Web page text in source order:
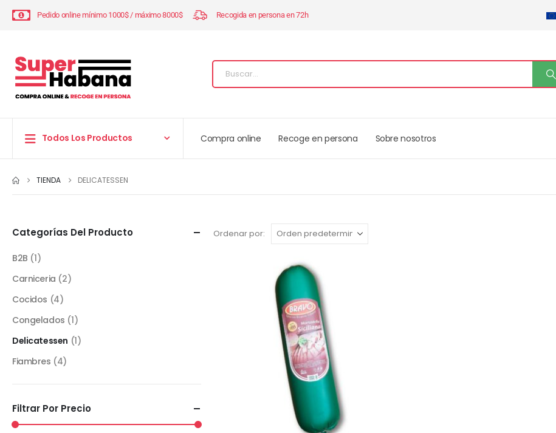
Pedido online mínimo 1000$ / máximo 8000$ Recogida en persona en 72h
Todos Los Productos Compra online Recoge en persona Sobre nosotros
TIENDA DELICATESSEN
Ordenar por:
Categorías Del Producto
B2B (1)
Carniceria (2)
Cocidos (4)
Congelados (1)
Delicatessen (1)
Fiambres (4)
Filtrar Por Precio